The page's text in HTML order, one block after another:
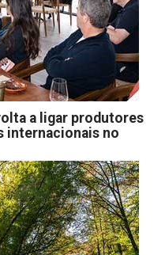
a ligar produtores
internacionais no